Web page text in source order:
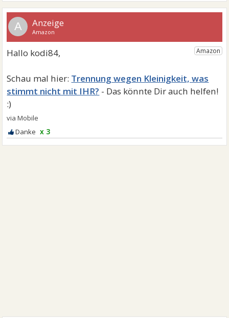
A
Trennung wegen Kleinigkeit, was
stimmt nicht mit IHR?
x 3